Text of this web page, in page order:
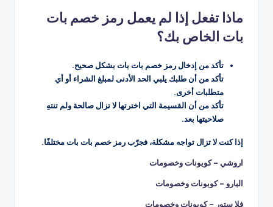
ماذا تفعل إذا لم يعمل رمز خصم بات
بات الخاص بك؟
تأكد من إدخال رمز خصم بات بات بشكل صحيح.
تأكد من أن طلبك يلبي الحد الأدنى لمبلغ الشراء أو أي
متطلبات أخرى.
تأكد من أن القسيمة التي اخترتها لا تزال صالحة ولم تنتهِ
صلاحيتها بعد.
إذا كنت لا تزال تواجه مشكلة، فجرّب رمز خصم بات بات مختلفًا.
اروشي – كوبونات وخصومات
البارو – كوبونات وخصومات
فلا ستور – كوبونات وخصومات